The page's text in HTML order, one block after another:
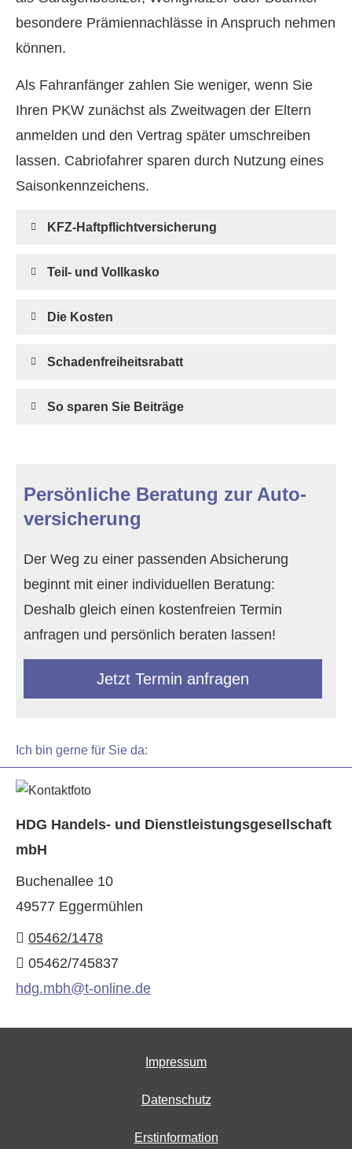
besondere Prämiennachlässe in Anspruch nehmen
können.
Als Fahranfänger zahlen Sie weniger, wenn Sie
Ihren PKW zunächst als Zweitwagen der Eltern
anmelden und den Vertrag später umschreiben
lassen. Cabriofahrer sparen durch Nutzung eines
Saisonkennzeichens.
KFZ-Haft­pflichtversicherung
Teil- und Vollkasko
Die Kosten
Schadenfreiheitsrabatt
So sparen Sie Beiträge
Persönliche Beratung zur Auto­
ver­si­che­rung
Der Weg zu einer passenden Absicherung
beginnt mit einer individuellen Beratung:
Deshalb gleich einen kostenfreien Termin
anfragen und persönlich beraten lassen!
Jetzt Termin anfragen
Ich bin gerne für Sie da:
HDG Handels- und Dienstleistungsgesellschaft
mbH
Buchenallee 10
49577 Eggermühlen
05462/1478
05462/745837
hdg.mbh@t-online.de
Impressum
Datenschutz
Erstinformation